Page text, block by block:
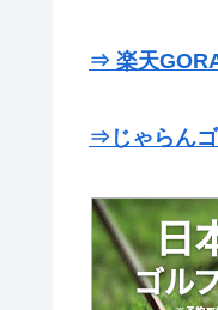
⇒ 楽天
⇒じゃらんゴ